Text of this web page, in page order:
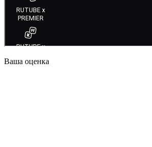
Ваша оценка